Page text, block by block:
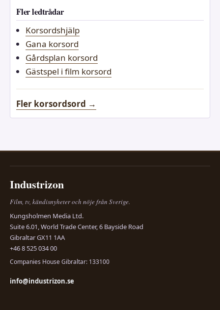
Fler ledtrådar
Korsordshjälp
Gana korsord
Gårdsplan korsord
Gästspel i film korsord
Fler korsordsord →
Industrizon
Film, tv, kändisnyheter och nöje från Sverige.
Kungsholmen Media Ltd.
Suite 6.01, World Trade Center, 6 Bayside Road
Gibraltar GX11 1AA
+46 8 525 034 00
Companies House Gibraltar: 133100
info@industrizon.se